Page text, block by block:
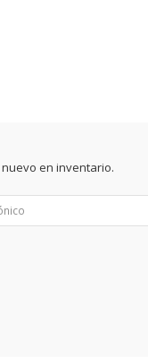
en inventario.